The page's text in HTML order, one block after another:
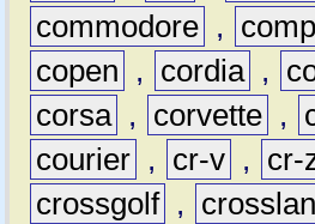
commodore ,
copen
, cordia ,
corsa , corvette ,
courier , cr-v , cr-
crossgolf ,